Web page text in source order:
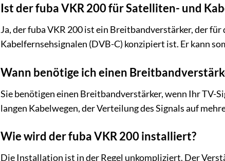
Ist der fuba VKR 200 für Satelliten- und
Ja, der fuba VKR 200 ist ein Breitbandverstärker, der
Kabelfernsehsignalen (DVB-C) konzipiert ist. Er kann
Wann benötige ich einen
Sie benötigen einen Breitbandverstärker, wenn Ihr TV-
langen Kabelwegen, der Verteilung des Signals auf
Wie wird der fuba VKR 200 installiert?
Die Installation ist in der Regel unkompliziert. Der